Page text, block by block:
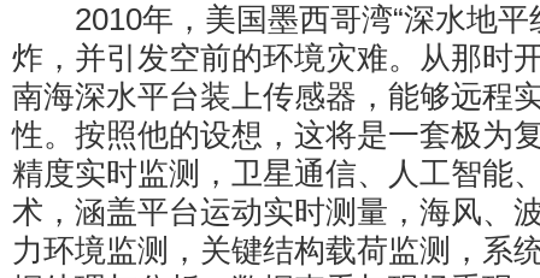
2010年，美国墨西哥湾“深水地平
炸，并引发空前的环境灾难。从那时
南海深水平台装上传感器，能够远程
性。按照他的设想，这将是一套极为
精度实时监测，卫星通信、人工智能
术，涵盖平台运动实时测量，海风、
力环境监测，关键结构载荷监测，系